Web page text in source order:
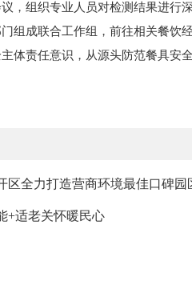
，组织专业人员对检测结果进行
组成联合工作组，前往相关餐饮
体责任意识，从源头防范餐具安
区全力打造营商环境最佳口碑园
+适老关怀暖民心